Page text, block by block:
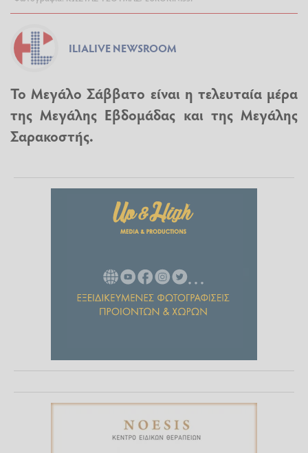
ILIALIVE NEWSROOM
ΤοΜεγάλο Σάββατο είναι η τελευταία μέρα
τηςΜεγάλης Εβδομάδας και της Μεγάλης
Σαρακοστής.